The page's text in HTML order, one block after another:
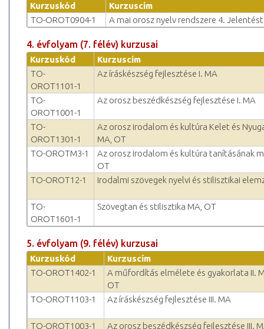
Kurzuskód
Kurzuscím
TO-OROT0904-1
A mai orosz nyelv rendszere 4.
4. évfolyam (7. félév) kurzusai
Kurzuskód
Kurzuscím
TO-
OROT1101-1
Az íráskészség fejlesztése I. MA
TO-
OROT1001-1
Az orosz beszédkészség fejlesztése I. MA
TO-
OROT1301-1
Az orosz irodalom és kultúra Kelet és
MA, OT
TO-OROTM3-1
Az orosz irodalom és kultúra tanításának
OT
TO-OROT12-1
Irodalmi szövegek nyelvi és stilisztikai
TO-
OROT1601-1
Szövegtan és stilisztika MA, OT
5. évfolyam (9. félév) kurzusai
Kurzuskód
Kurzuscím
TO-OROT1402-1
A műfordítás elmélete és gyakorlata II.
OT
TO-OROT1103-1
Az íráskészség fejlesztése III. MA
TO-OROT1003-1 Az orosz beszédkészség fejlesztése III.